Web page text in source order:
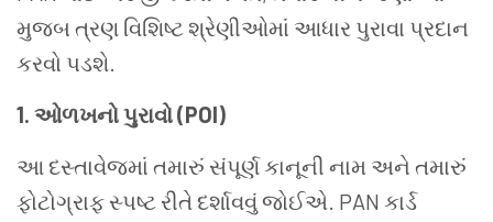
મુજબ ત્રણ વિશિષ્ટ શ્રેણીઓમાં આધાર પુરાવા પ્રદાન
કરવો પડશે.
1. ઓળખનો પુરાવો (POI)
આ દસ્તાવેજમાં તમારું સંપૂર્ણ કાનૂની નામ અને તમારું
ફોટોગ્રાફ સ્પષ્ટ રીતે દર્શાવવું જોઈએ. PAN કાર્ડ